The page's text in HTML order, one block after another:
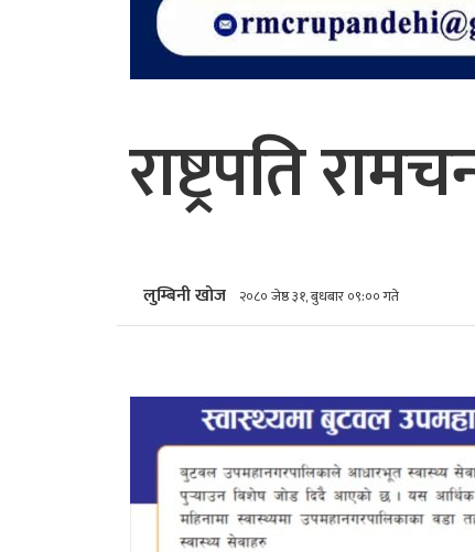
राष्ट्रपति
लुम्बिनी खोज २०८० जेष्ठ ३१, बुधबार ०९:०० गते